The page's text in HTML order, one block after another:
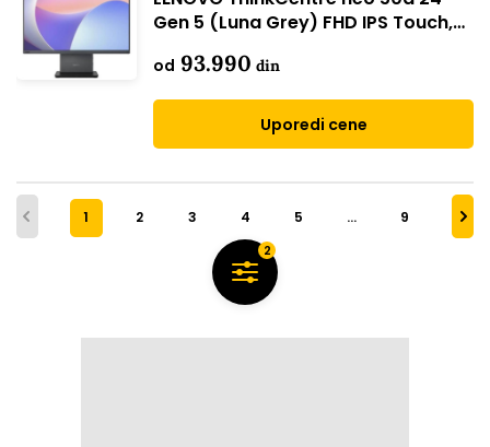
Gen 5 (Luna Grey) FHD IPS Touch,
(12SC001HYA // Win 11 Pro)
od 93.990 din
Uporedi cene
1 2 3 4 5 … 9
2